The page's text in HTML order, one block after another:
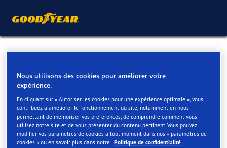
Pneus été pour votre Ford
Explorer
Nous utilisons des cookies pour améliorer votre
expérience.
En cliquant sur « Autoriser les cookies pour une expérience optimale », vous
contribuez à améliorer le fonctionnement du site, notamment en nous
permettant de mémoriser vos préférences, de comprendre comment vous
utilisez notre site et de vous présenter du contenu pertinent. Vous pouvez
modifier vos paramètres de cookies à tout moment dans nos « paramètres de
cookies » ou en savoir plus dans notre Politique de confidentialité